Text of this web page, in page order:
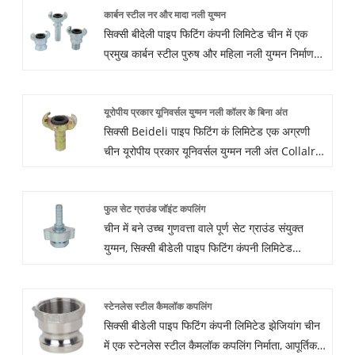
कार्बन स्टील नर और मादा नली युग्मन
सिक्सी बीदेली पाइप फिटिंग कंपनी लिमिटेड चीन में एक
प्रमुख कार्बन स्टील पुरुष और महिला नली युग्मन निर्माण
ताकि हमारे कार्बन स्टील पुरुष और महिला नली युग्मन किया
गया हो कई ग्राहकों से संतुष्ट। हमसे संपर्क करने के लिए
आपका स्वागत है, आपको सबसे अच्छी कीमत मिलेगी।
यूरोपीय प्रकार यूनिवर्सल युग्मन नली कॉलर के बिना अंत
सिक्सी Beideli पाइप फिटिंग कं लिमिटेड एक अग्रणी
चीन यूरोपीय प्रकार यूनिवर्सल युग्मन नली अंत Collalr
अंत में विशेषता डिजाइन और प्रतिस्पर्धी मूल्य और उच्च
क्वालिटी है, यूरोपीय प्रकार के सार्वभौमिक युग्मन नली के
बिना कॉलर के अंत के बारे में अधिक जानकारी के लिए
फुल सेट ग्राउंड जॉइंट कपलिंग
चीन में बने उच्च गुणवत्ता वाले पूर्ण सेट ग्राउंड संयुक्त
युग्मन, सिक्सी बीडेली पाइप फिटिंग कंपनी लिमिटेड
ग्राउंड संयुक्त युग्मन में विशिष्ट हैं। हमारे उत्पादों का अच्छा
मूल्य लाभ है और अधिकांश यूरोपीय और अमेरिकी बाजारों
को कवर करता है। हम चीन में आपके दीर्घकालिक भागीदार
स्टेनलेस स्टील कैमलॉक कपलिंग
सिक्सी बीडेली पाइप फिटिंग कंपनी लिमिटेड झेजियांग चीन
में एक स्टेनलेस स्टील कैमलॉक कपलिंग निर्माता, आपूर्तिकर्ता